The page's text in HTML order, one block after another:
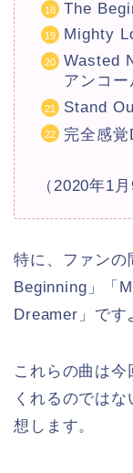
The
Mighty
Wasted
アンコー
Stand
完全感
（2020年1
特に、ファン
Beginning」「
Dreamer」です
これらの曲は
くれるのでは
想します。